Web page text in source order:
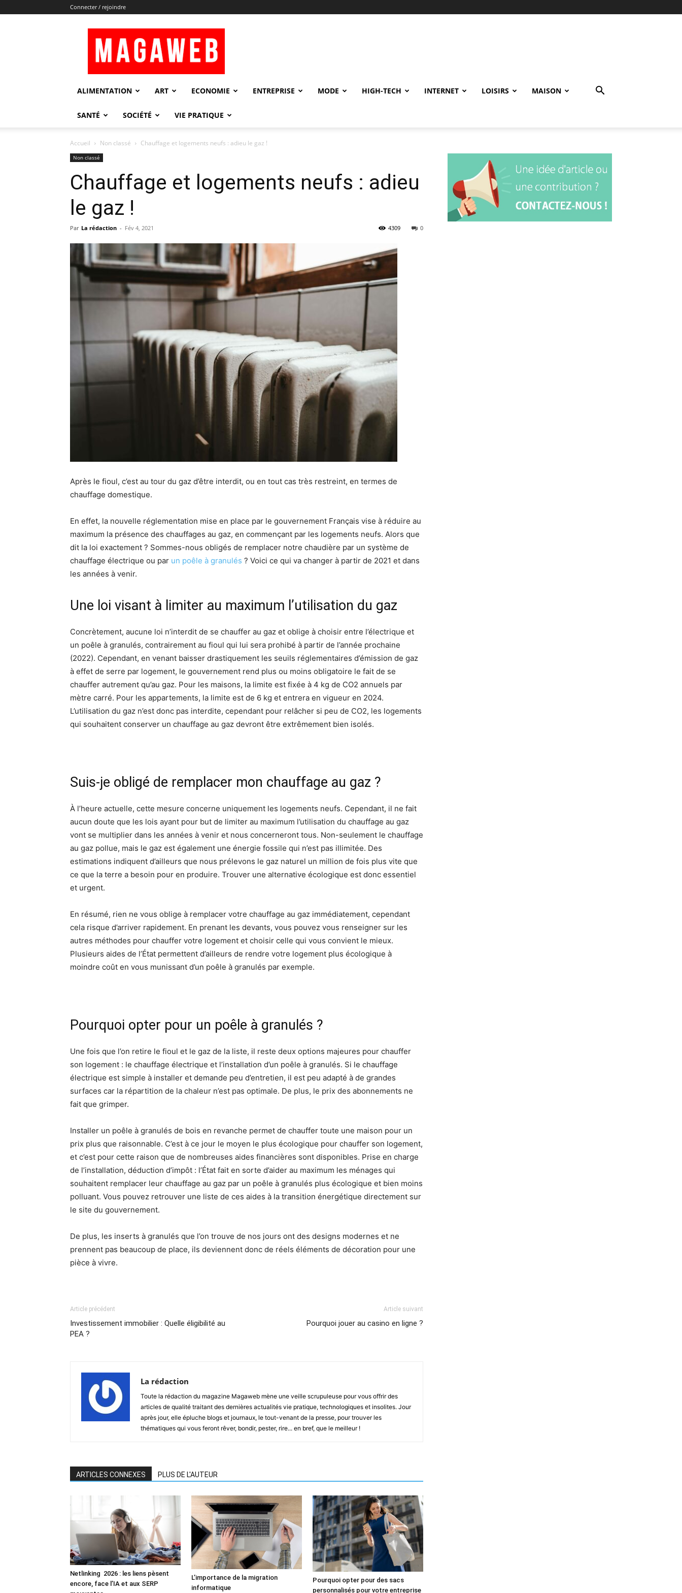
Connecter / rejoindre
ALIMENTATION ART ECONOMIE ENTREPRISE MODE HIGH-TECH INTERNET LOISIRS MAISON
SANTÉ SOCIÉTÉ VIE PRATIQUE
Accueil Non classé Chauffage et logements neufs : adieu le gaz !
Non classé
Chauffage et logements neufs : adieu
le gaz !
Par La rédaction - Fév 4, 2021 0
4309
Après le fioul, c’est au tour du gaz d’être interdit, ou en tout cas très restreint, en termes de
chauffage domestique.
En effet, la nouvelle réglementation mise en place par le gouvernement Français vise à réduire au
maximum la présence des chauffages au gaz, en commençant par les logements neufs. Alors que
dit la loi exactement ? Sommes-nous obligés de remplacer notre chaudière par un système de
chauffage électrique ou par un poêle à granulés ? Voici ce qui va changer à partir de 2021 et dans
les années à venir.
Une loi visant à limiter au maximum l’utilisation du gaz
Concrètement, aucune loi n’interdit de se chauffer au gaz et oblige à choisir entre l’électrique et
un poêle à granulés, contrairement au fioul qui lui sera prohibé à partir de l’année prochaine
(2022). Cependant, en venant baisser drastiquement les seuils réglementaires d’émission de gaz
à effet de serre par logement, le gouvernement rend plus ou moins obligatoire le fait de se
chauffer autrement qu’au gaz. Pour les maisons, la limite est fixée à 4 kg de CO2 annuels par
mètre carré. Pour les appartements, la limite est de 6 kg et entrera en vigueur en 2024.
L’utilisation du gaz n’est donc pas interdite, cependant pour relâcher si peu de CO2, les logements
qui souhaitent conserver un chauffage au gaz devront être extrêmement bien isolés.
Suis-je obligé de remplacer mon chauffage au gaz ?
À l’heure actuelle, cette mesure concerne uniquement les logements neufs. Cependant, il ne fait
aucun doute que les lois ayant pour but de limiter au maximum l’utilisation du chauffage au gaz
vont se multiplier dans les années à venir et nous concerneront tous. Non-seulement le chauffage
au gaz pollue, mais le gaz est également une énergie fossile qui n’est pas illimitée. Des
estimations indiquent d’ailleurs que nous prélevons le gaz naturel un million de fois plus vite que
ce que la terre a besoin pour en produire. Trouver une alternative écologique est donc essentiel
et urgent.
En résumé, rien ne vous oblige à remplacer votre chauffage au gaz immédiatement, cependant
cela risque d’arriver rapidement. En prenant les devants, vous pouvez vous renseigner sur les
autres méthodes pour chauffer votre logement et choisir celle qui vous convient le mieux.
Plusieurs aides de l’État permettent d’ailleurs de rendre votre logement plus écologique à
moindre coût en vous munissant d’un poêle à granulés par exemple.
Pourquoi opter pour un poêle à granulés ?
Une fois que l’on retire le fioul et le gaz de la liste, il reste deux options majeures pour chauffer
son logement : le chauffage électrique et l’installation d’un poêle à granulés. Si le chauffage
électrique est simple à installer et demande peu d’entretien, il est peu adapté à de grandes
surfaces car la répartition de la chaleur n’est pas optimale. De plus, le prix des abonnements ne
fait que grimper.
Installer un poêle à granulés de bois en revanche permet de chauffer toute une maison pour un
prix plus que raisonnable. C’est à ce jour le moyen le plus écologique pour chauffer son logement,
et c’est pour cette raison que de nombreuses aides financières sont disponibles. Prise en charge
de l’installation, déduction d’impôt : l’État fait en sorte d’aider au maximum les ménages qui
souhaitent remplacer leur chauffage au gaz par un poêle à granulés plus écologique et bien moins
polluant. Vous pouvez retrouver une liste de ces aides à la transition énergétique directement sur
le site du gouvernement.
De plus, les inserts à granulés que l’on trouve de nos jours ont des designs modernes et ne
prennent pas beaucoup de place, ils deviennent donc de réels éléments de décoration pour une
pièce à vivre.
Article précédent
Investissement immobilier : Quelle éligibilité au
PEA ?
Article suivant
Pourquoi jouer au casino en ligne ?
La rédaction
Toute la rédaction du magazine Magaweb mène une veille scrupuleuse pour vous offrir des
articles de qualité traitant des dernières actualités vie pratique, technologiques et insolites. Jour
après jour, elle épluche blogs et journaux, le tout-venant de la presse, pour trouver les
thématiques qui vous feront rêver, bondir, pester, rire... en bref, que le meilleur !
ARTICLES CONNEXES PLUS DE L'AUTEUR
Netlinking 2026 : les liens pèsent
encore, face l’IA et aux SERP
L’importance de la migration
informatique
Pourquoi opter pour des sacs
personnalisés pour votre entreprise